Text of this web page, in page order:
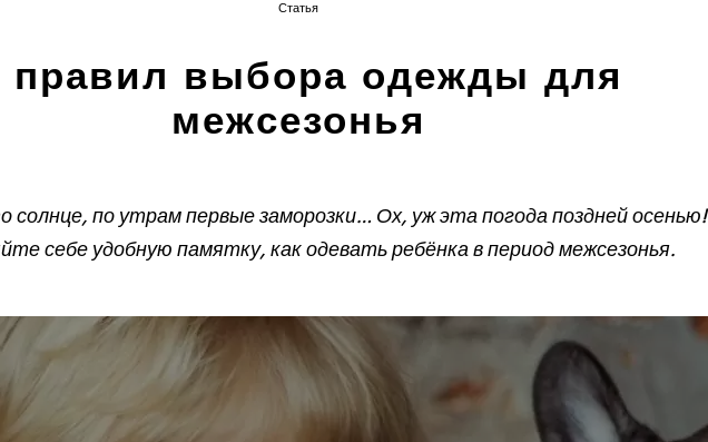
Статья
правил выбора одежды для
межсезонья
солнце, по утрам первые заморозки… Ох, уж эта погода поздней осенью!
себе удобную памятку, как одевать ребёнка в период межсезонья.